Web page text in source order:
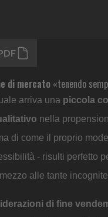
di mercato «tenendo
arriva una piccola
nella
di come il proprio
- risulti perfetto
alle tante
di fine